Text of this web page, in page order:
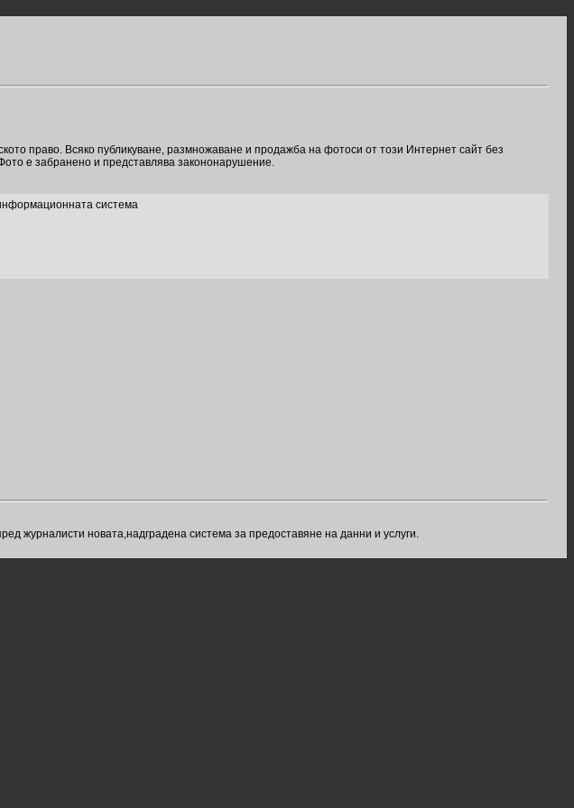
право. Всяко публикуване, размножаване и продажба на фотоси от този Интернет сайт без
е забранено и представлява закононарушение.
система
журналисти новата,надградена система за предоставяне на данни и услуги.